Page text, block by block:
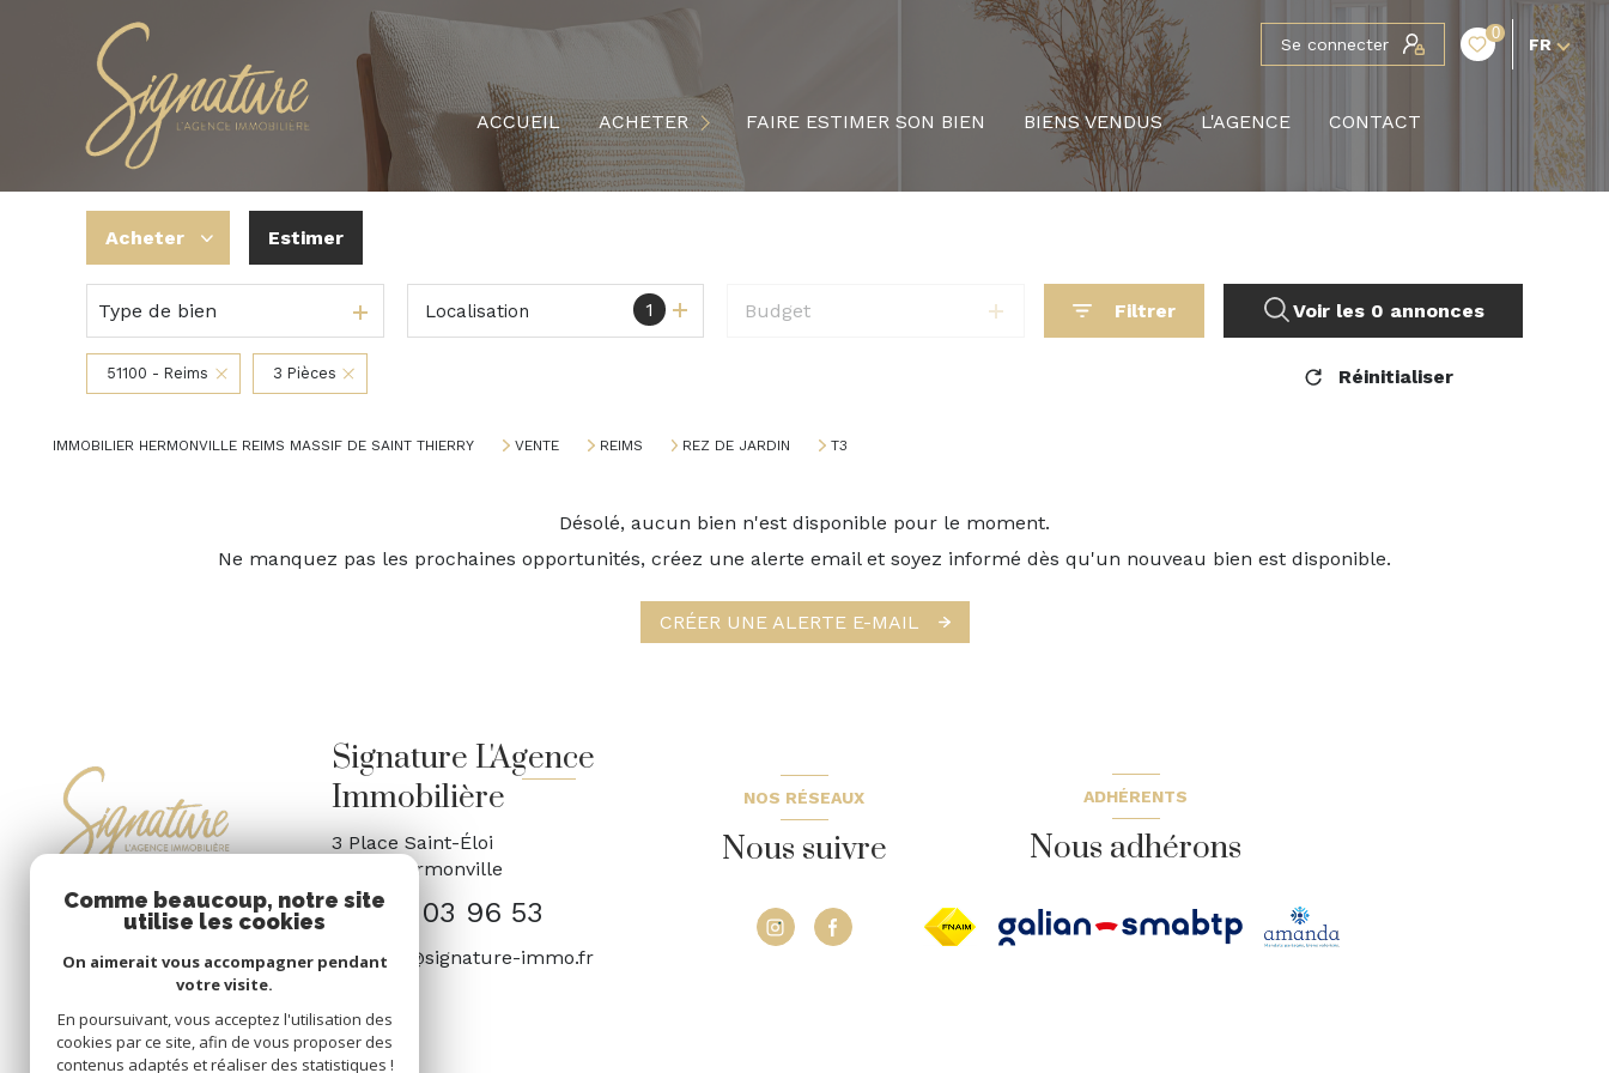
Se connecter
0
FR
ACCUEIL ACHETER
APPARTEMENTS
TERRAINS
FAIRE ESTIMER SON BIEN BIENS VENDUS L'AGENCE CONTACT
Acheter
De l'ancien
De l'immo pro
Estimer
Type de bien 1
Localisation Budget Filtrer Voir les 0 annonces
51100 - Reims 3 Pièces Réinitialiser
IMMOBILIER HERMONVILLE REIMS MASSIF DE SAINT THIERRY VENTE REIMS REZ DE JARDIN T3
Désolé, aucun bien n'est disponible pour le moment.
Ne manquez pas les prochaines opportunités, créez une alerte email et soyez informé dès qu'un nouveau bien est disponible.
CRÉER UNE ALERTE E-MAIL
Signature L'Agence
Immobilière
3 Place Saint-Éloi
Hermonville
06 85 03 96 53
maxime@signature-immo.fr
NOS RÉSEAUX
Nous suivre
ADHÉRENTS
Nous adhérons
Comme beaucoup, notre site
utilise les cookies
On aimerait vous accompagner pendant
votre visite.
En poursuivant, vous acceptez l'utilisation des
cookies par ce site, afin de vous proposer des
contenus adaptés et réaliser des statistiques !